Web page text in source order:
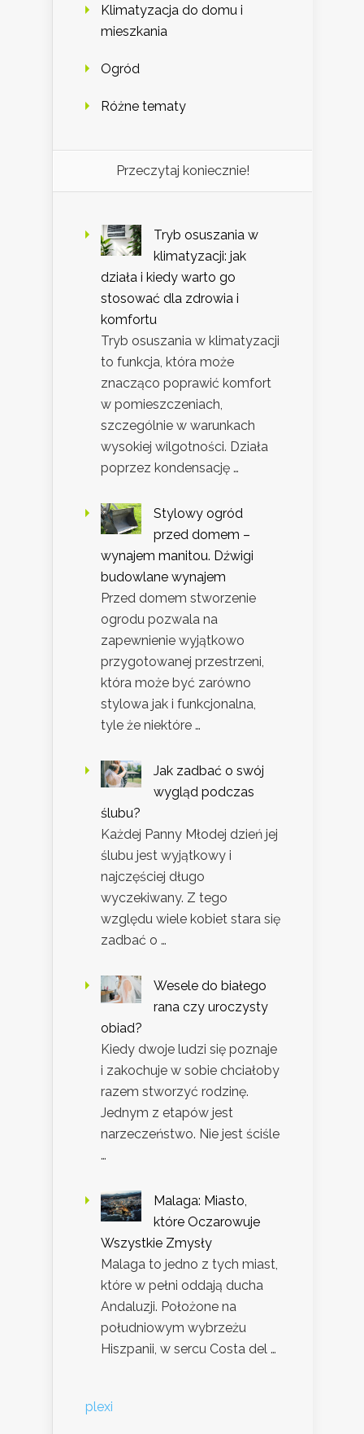
Klimatyzacja do domu i
mieszkania
Ogród
Różne tematy
Przeczytaj koniecznie!
Tryb osuszania w
klimatyzacji: jak
działa i kiedy warto go
stosować dla zdrowia i
komfortu
Tryb osuszania w klimatyzacji
to funkcja, która może
znacząco poprawić komfort
w pomieszczeniach,
szczególnie w warunkach
wysokiej wilgotności. Działa
poprzez kondensację …
Stylowy ogród
przed domem –
wynajem manitou. Dźwigi
budowlane wynajem
Przed domem stworzenie
ogrodu pozwala na
zapewnienie wyjątkowo
przygotowanej przestrzeni,
która może być zarówno
stylowa jak i funkcjonalna,
tyle że niektóre …
Jak zadbać o swój
wygląd podczas
ślubu?
Każdej Panny Młodej dzień jej
ślubu jest wyjątkowy i
najczęściej długo
wyczekiwany. Z tego
względu wiele kobiet stara się
zadbać o …
Wesele do białego
rana czy uroczysty
obiad?
Kiedy dwoje ludzi się poznaje
i zakochuje w sobie chciałoby
razem stworzyć rodzinę.
Jednym z etapów jest
narzeczeństwo. Nie jest ściśle
…
Malaga: Miasto,
które Oczarowuje
Wszystkie Zmysły
Malaga to jedno z tych miast,
które w pełni oddają ducha
Andaluzji. Położone na
południowym wybrzeżu
Hiszpanii, w sercu Costa del …
plexi